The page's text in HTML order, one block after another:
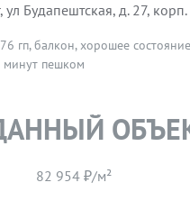
ул Будапештская, д. 27, корп.
гп, балкон, хорошее
пешком
82 954 ₽/м²